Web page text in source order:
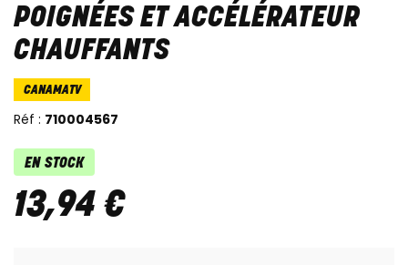
POIGNÉES ET ACCÉLÉRATEUR
CHAUFFANTS
CANAMATV
Réf : 710004567
EN STOCK
13,94 €